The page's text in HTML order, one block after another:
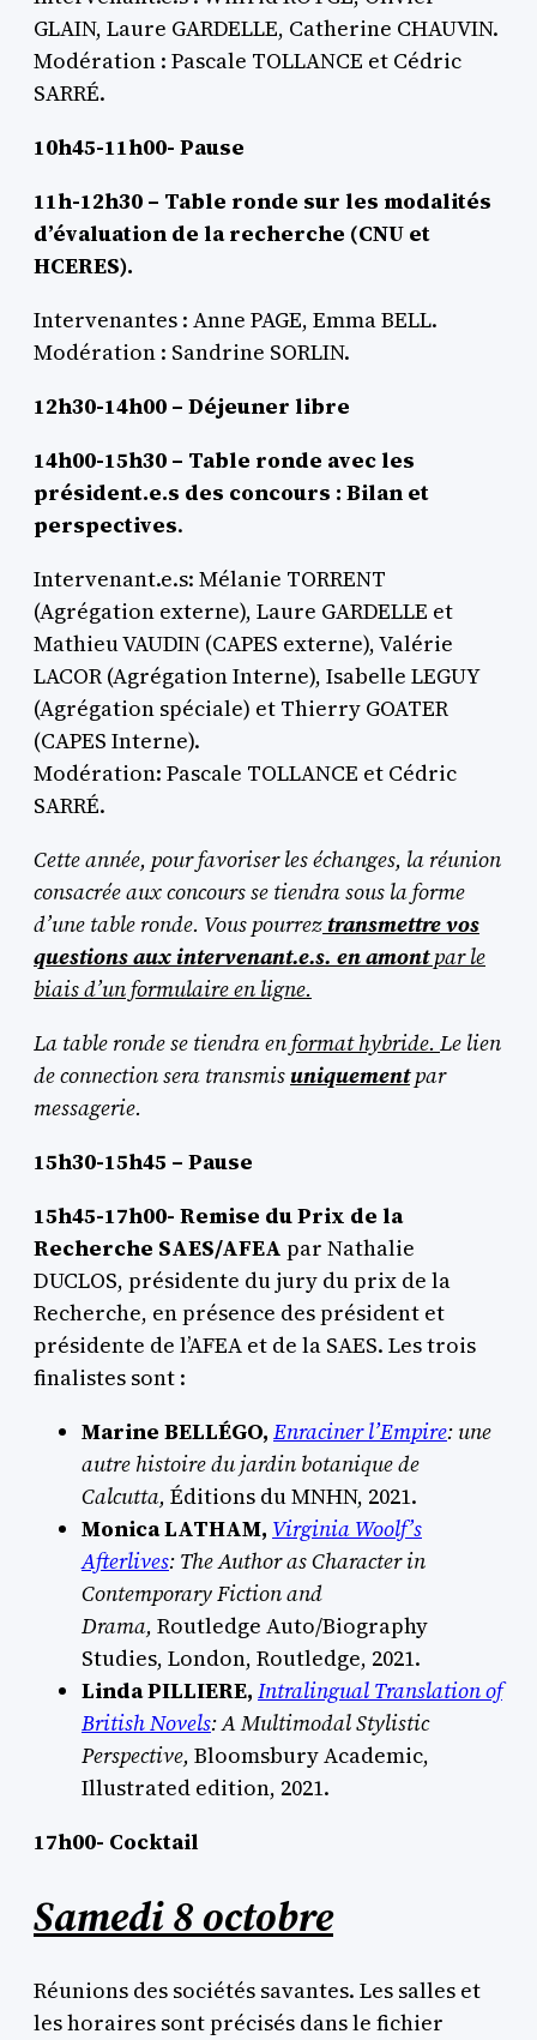
GLAIN, Laure GARDELLE, Catherine CHAUVIN.
Modération : Pascale TOLLANCE et Cédric
SARRÉ.
10h45-11h00- Pause
11h-12h30 – Table ronde sur les modalités
d’évaluation de la recherche (CNU et
HCERES).
Intervenantes : Anne PAGE, Emma BELL.
Modération : Sandrine SORLIN.
12h30-14h00 – Déjeuner libre
14h00-15h30 – Table ronde avec les
président.e.s des concours : Bilan et
perspectives.
Intervenant.e.s: Mélanie TORRENT
(Agrégation externe), Laure GARDELLE et
Mathieu VAUDIN (CAPES externe), Valérie
LACOR (Agrégation Interne), Isabelle LEGUY
(Agrégation spéciale) et Thierry GOATER
(CAPES Interne).
Modération: Pascale TOLLANCE et Cédric
SARRÉ.
Cette année, pour favoriser les échanges, la réunion
consacrée aux concours se tiendra sous la forme
d’une table ronde. Vous pourrez transmettre vos
questions aux intervenant.e.s. en amontpar le
biais d’un formulaire en ligne.
La table ronde se tiendra enformat hybride. Le lien
de connection sera transmis uniquementpar
messagerie.
15h30-15h45 – Pause
15h45-17h00- Remise du Prix de la
Recherche SAES/AFEA par Nathalie
DUCLOS, présidente du jury du prix de la
Recherche, en présence des président et
présidente de l’AFEA et de la SAES. Les trois
finalistes sont :
Marine BELLÉGO, Enraciner l’Empire: une
autre histoire du jardin botanique de
Calcutta, Éditions du MNHN, 2021.
Monica LATHAM, Virginia Woolf’s
Afterlives: The Author as Character in
Contemporary Fiction and
Drama, Routledge Auto/Biography
Studies, London, Routledge, 2021.
Linda PILLIERE, Intralingual Translation of
British Novels: A Multimodal Stylistic
Perspective, ‎Bloomsbury Academic,
Illustrated edition, 2021.
17h00- Cocktail
Samedi 8 octobre
Réunions des sociétés savantes. Les salles et
les horaires sont précisés dans le fichier